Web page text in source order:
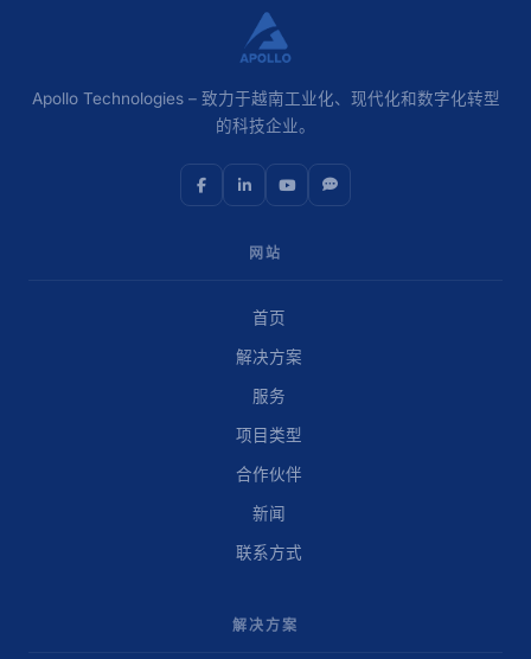
Apollo Technologies – 致力于越南工业化、现代化和数字化转型
的科技企业。
网站
首页
解决方案
服务
项目类型
合作伙伴
新闻
联系方式
解决方案